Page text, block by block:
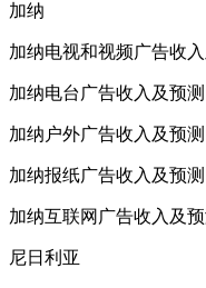
加纳
加纳电视和视频广告收
加纳电台广告收入及预测
加纳户外广告收入及预测
加纳报纸广告收入及预测
加纳互联网广告收入及预
尼日利亚